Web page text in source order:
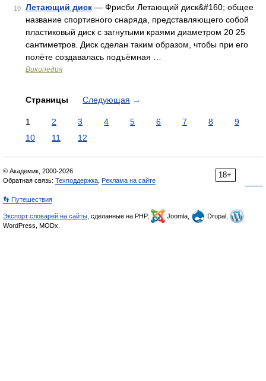
10 Летающий диск — Фрисби Летающий диск&#160; общее
название спортивного снаряда, представляющего собой
пластиковый диск с загнутыми краями диаметром 20 25
сантиметров. Диск сделан таким образом, чтобы при его
полёте создавалась подъёмная …
Википедия
Страницы Следующая →
1 2 3 4 5 6 7 8
9
10
11 12
18+
© Академик, 2000-2026
Обратная связь: Техподдержка Реклама на сайте
👣 Путешествия
Экспорт словарей на сайты , сделанные на PHP, Joomla,
Drupal,
WordPress, MODx.